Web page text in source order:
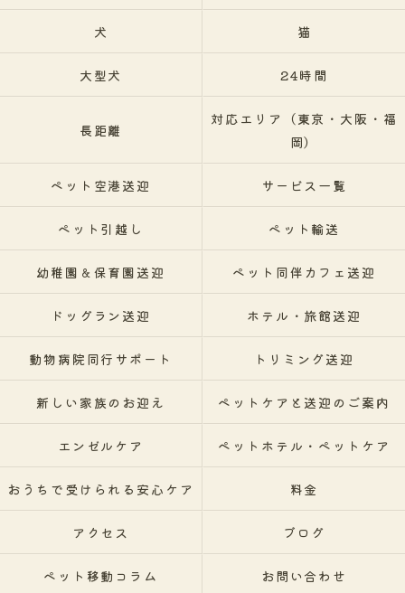
犬 猫
大型犬 24時間
長距離
対応エリア（東京・大阪・福
岡）
ペット空港送迎 サービス一覧
ペット引越し ペット輸送
幼稚園＆保育園送迎 ペット同伴カフェ送迎
ドッグラン送迎 ホテル・旅館送迎
動物病院同行サポート トリミング送迎
新しい家族のお迎え ペットケアと送迎のご案内
エンゼルケア ペットホテル・ペットケア
おうちで受けられる安心ケア 料金
アクセス ブログ
ペット移動コラム お問い合わせ